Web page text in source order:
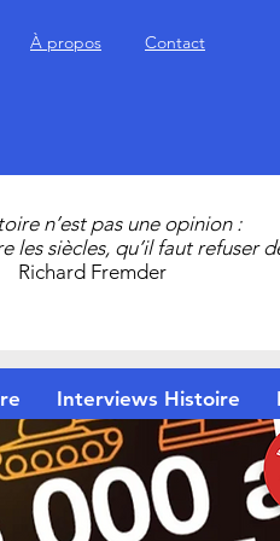
À propos Contact
n’est pas une opinion :
les siècles, qu’il faut refuser
Richard Fremder
Interviews Histoire